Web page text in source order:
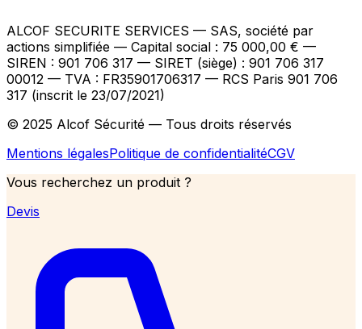
ALCOF SECURITE SERVICES — SAS, société par
actions simplifiée — Capital social : 75 000,00 € —
SIREN : 901 706 317 — SIRET (siège) : 901 706 317
00012 — TVA : FR35901706317 — RCS Paris 901 706
317 (inscrit le 23/07/2021)
© 2025 Alcof Sécurité — Tous droits réservés
Mentions légalesPolitique de confidentialitéCGV
Vous recherchez un produit ?
Devis